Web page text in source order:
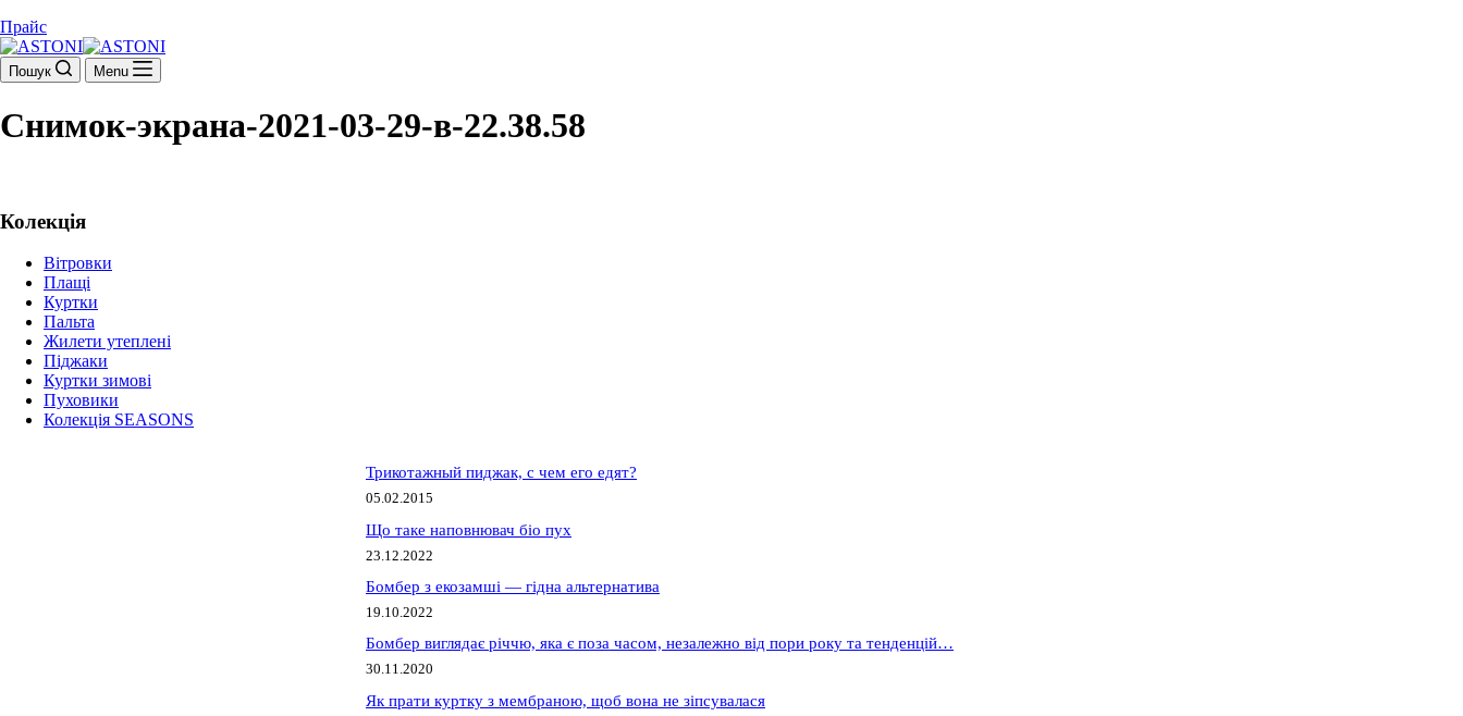
Прайс
Пошук Menu
Снимок-экрана-2021-03-29-в-22.38.58
Колекція
Вітровки
Плащі
Куртки
Пальта
Жилети утеплені
Піджаки
Куртки зимові
Пуховики
Колекція SEASONS
Трикотажный пиджак, с чем его едят?
05.02.2015
Що таке наповнювач біо пух
23.12.2022
Бомбер з екозамші — гідна альтернатива
19.10.2022
Бомбер виглядає річчю, яка є поза часом, незалежно від пори року та тенденцій…
30.11.2020
Як прати куртку з мембраною, щоб вона не зіпсувалася